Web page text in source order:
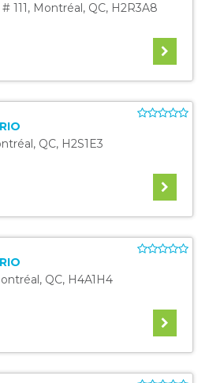
111, Montréal, QC, H2R3A8
, QC, H2S1E3
, QC, H4A1H4